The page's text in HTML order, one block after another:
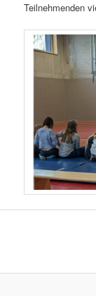
Teilnehmenden